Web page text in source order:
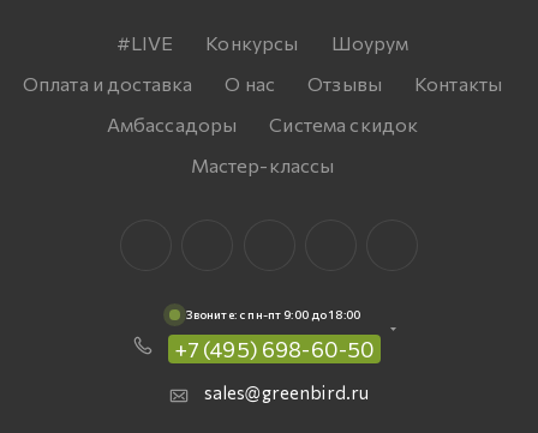
#LIVE Конкурсы
Шоурум
Оплата и доставка
О нас Отзывы
Контакты
Амбассадоры
Система скидок
Мастер-классы
Звоните: c пн-пт 9:00 до 18:00
+7 (495) 698-60-50
sales@greenbird.ru